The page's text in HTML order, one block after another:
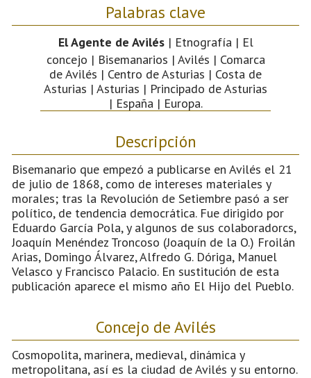
Palabras clave
El Agente de Avilés| Etnografía | El
concejo | Bisemanarios | Avilés | Comarca
de Avilés | Centro de Asturias | Costa de
Asturias | Asturias | Principado de Asturias
| España | Europa.
Descripción
Bisemanario que empezó a publicarse en Avilés el 21
de julio de 1868, como de intereses materiales y
morales; tras la Revolución de Setiembre pasó a ser
político, de tendencia democrática. Fue dirigido por
Eduardo García Pola, y algunos de sus colaboradorcs,
Joaquín Menéndez Troncoso (Joaquín de la O.) Froilán
Arias, Domingo Álvarez, Alfredo G. Dóriga, Manuel
Velasco y Francisco Palacio. En sustitución de esta
publicación aparece el mismo año El Hijo del Pueblo.
Concejo de Avilés
Cosmopolita, marinera, medieval, dinámica y
metropolitana, así es la ciudad de Avilés y su entorno.